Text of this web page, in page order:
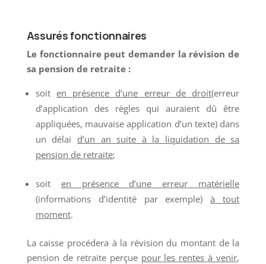
Assurés fonctionnaires
Le fonctionnaire peut demander la révision de
sa pension de retraite :
soit en présence d’une erreur de droit(erreur
d’application des règles qui auraient dû être
appliquées, mauvaise application d’un texte) dans
un délai d’un an suite à la liquidation de sa
pension de retraite;
soit en présence d’une erreur matérielle
(informations d’identité par exemple)à tout
moment.
La caisse procédera à la révision du montant de la
pension de retraite perçue pour les rentes à venir,